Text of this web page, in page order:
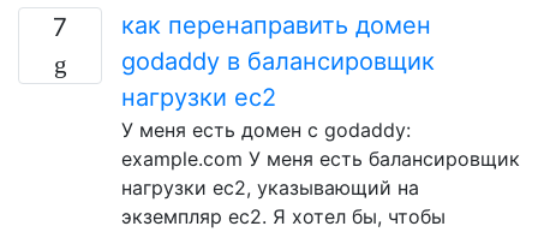
7
как перенаправить домен
godaddy в балансировщик
нагрузки ec2
У меня есть домен с godaddy:
example.com У меня есть балансировщик
нагрузки ec2, указывающий на
экземпляр ec2. Я хотел бы, чтобы